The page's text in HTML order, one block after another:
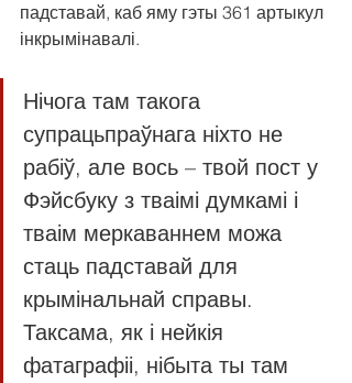
падставай, каб яму гэты 361 артыкул
інкрымінавалі.
Нічога там такога
супрацьпраўнага ніхто не
рабіў, але вось – твой пост у
Фэйсбуку з тваімі думкамі і
тваім меркаваннем можа
стаць падставай для
крымінальнай справы.
Таксама, як і нейкія
фатаграфіі, нібыта ты там